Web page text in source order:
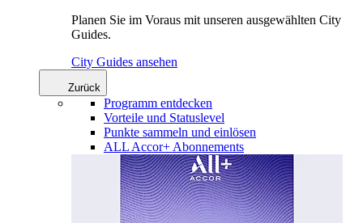
Planen Sie im Voraus mit unseren ausgewählten City
Guides.
City Guides ansehen
Zurück
Programm entdecken
Vorteile und Statuslevel
Punkte sammeln und einlösen
ALL Accor+ Abonnements